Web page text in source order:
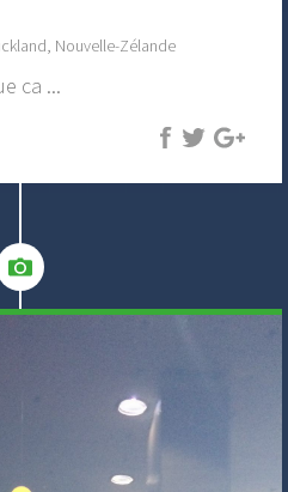
Nouvelle-Zélande
ca ...